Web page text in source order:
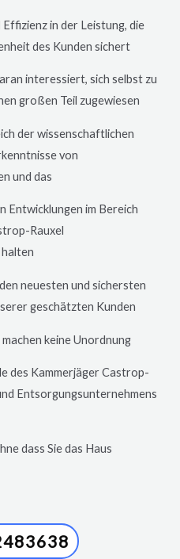
in der Leistung, die
des Kunden sichert
interessiert, sich selbst zu
großen Teil zugewiesen
der wissenschaftlichen
von
und das
Entwicklungen im Bereich
Rauxel
neuesten und sichersten
geschätzten Kunden
keine Unordnung
des KammerjägerCastrop-
Entsorgungsunternehmens
dass Sie das Haus